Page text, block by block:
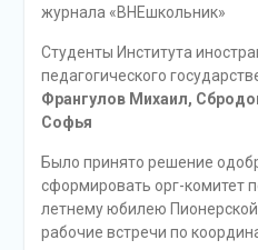
журнала «ВНЕшкольник»
Студенты Института
педагогического
Франгулов Михаил,
Софья
Было принято решение
сформировать орг-комитет
летнему юбилею
рабочие встречи по